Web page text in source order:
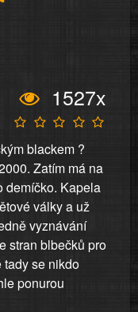
1527x
blackem ?
Zatím má na
demíčko. Kapela
války a už
vyznávání
stran blbečků pro
tady se nikdo
ponurou